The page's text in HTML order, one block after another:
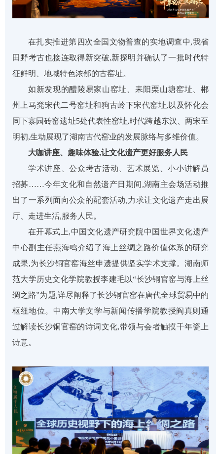
在扎实推进第四次全国文物普查的实地调查中,我省
田野考古也接连取得新突破,新探明并确认了一批时代特
征鲜明、地域特色浓郁的古窑址。
如新发现的醴陵易家山窑址、耒阳栗山塘窑址、郴
州上马凳宋代二号窑址和狗古岭下宋代窑址,以及怀化会
同下寨园砖窑遗址5处代表性窑址,时代跨越东汉、两宋至
明初,生动展现了湖南古代窑业的发展脉络与多维价值。
大咖讲座、趣味体验,让文化遗产更好服务人民
学术讲座、公众考古活动、艺术展览、小小讲解员
招募……今年文化和自然遗产日 期间,湖南主会场活动推
出了一系列面向公众的配套活动,力求让文化遗产走出展
厅、走进生活,服务人民。
在开幕式上,中国文化遗产研究院中国 世界文化遗产
中心副主任燕海鸣介绍了海上丝绸之路价值体系的研究
成果,为长沙铜官窑海丝申遗提供坚实学术支撑。湖南师
范大学历史文化学院教授李建毛以“长沙铜官窑与海上丝
绸之路”为题,详尽阐释了长沙铜官窑在唐代全球贸易中的
枢纽地位。 中南大学文学与新闻传播学院教授阎真则通
过解读长沙铜官窑的诗词文化,带领与会者触摸千年瓷上
诗意。